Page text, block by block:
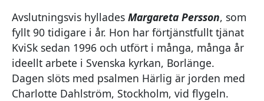
Avslutningsvis hyllades Margareta Persson, som
fyllt 90 tidigare i år. Hon har förtjänstfullt tjänat
KviSk sedan 1996 och utfört i många, många år
ideellt arbete i Svenska kyrkan, Borlänge.
Dagen slöts med psalmen Härlig är jorden med
Charlotte Dahlström, Stockholm, vid flygeln.